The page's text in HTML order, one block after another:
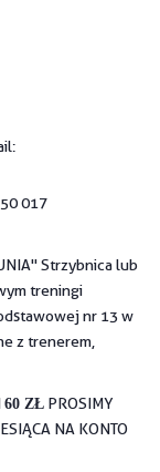
017
Strzybnica lub
treningi
nr 13 w
z trenerem,
60 ZŁPROSIMY
NA KONTO